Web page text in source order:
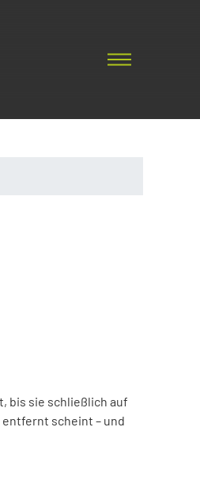
bis sie schließlich auf
scheint – und